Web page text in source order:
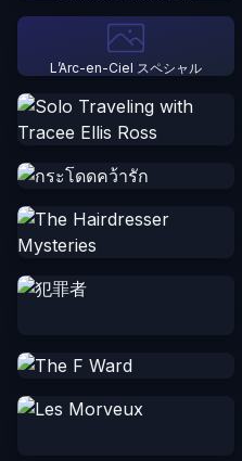
L’Arc-en-Ciel スペシャル